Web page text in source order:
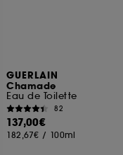
GUERLAIN
Chamade
Eau de Toilette
82
137,00€
182,67€ / 100ml